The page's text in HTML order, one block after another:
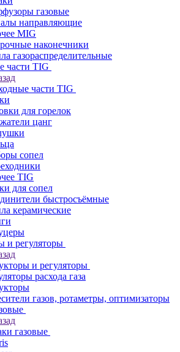
газовые
направляющие
MIG
наконечники
газораспределительные
части TIG
части TIG
для горелок
цанг
сопел
TIG
для сопел
быстросъёмные
керамические
и регуляторы
и регуляторы
расхода газа
газов, ротаметры, оптимизаторы
газовые